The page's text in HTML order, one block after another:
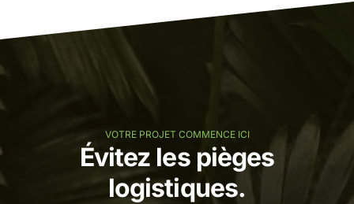
VOTRE PROJET COMMENCE ICI
Évitez les pièges
logistiques.